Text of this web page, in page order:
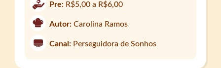
Pre: R$5,00 a R$6,00
Autor: Carolina Ramos
Canal: Perseguidora de Sonhos